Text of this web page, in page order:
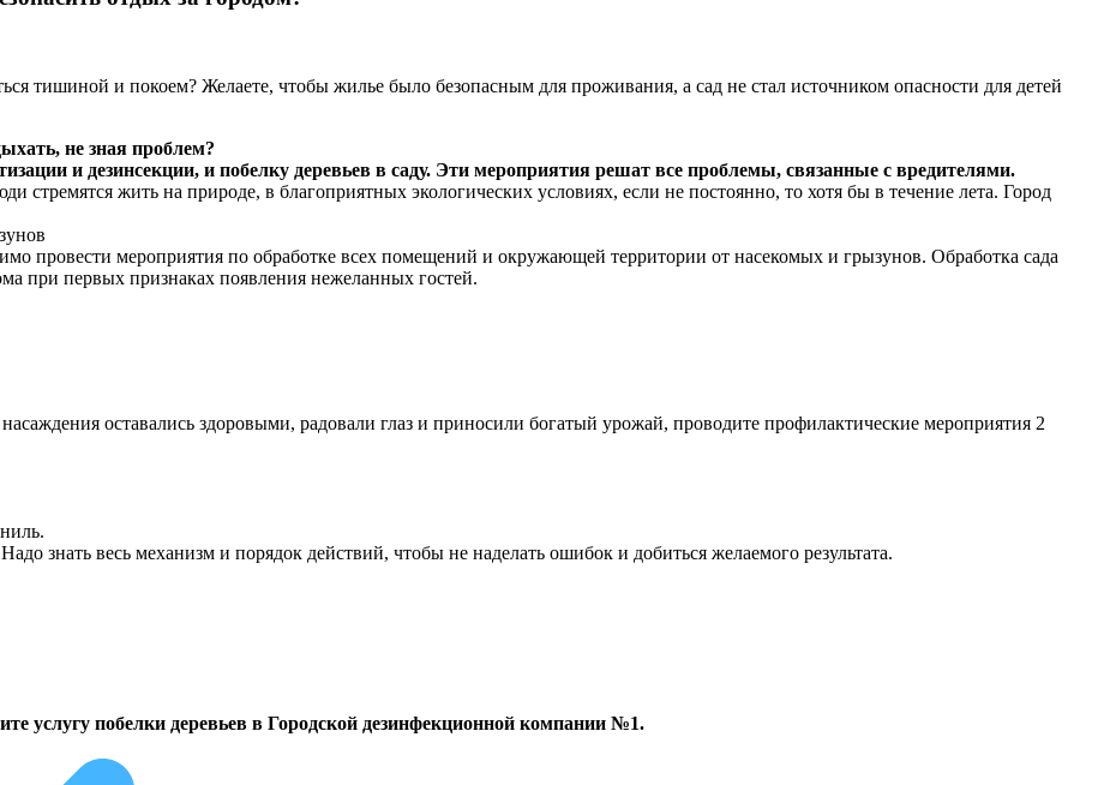
тишиной и покоем? Желаете, чтобы жилье было безопасным для проживания, а сад не стал источником опасности для детей
не зная проблем?
и дезинсекции, и побелку деревьев в саду. Эти мероприятия решат все проблемы, связанные с вредителями.
стремятся жить на природе, в благоприятных экологических условиях, если не постоянно, то хотя бы в течение лета. Город
провести мероприятия по обработке всех помещений и окружающей территории от насекомых и грызунов. Обработка сада
при первых признаках появления нежеланных гостей.
оставались здоровыми, радовали глаз и приносили богатый урожай, проводите профилактические мероприятия 2
Надо знать весь механизм и порядок действий, чтобы не наделать ошибок и добиться желаемого результата.
услугу побелки деревьев в Городской дезинфекционной компании №1.